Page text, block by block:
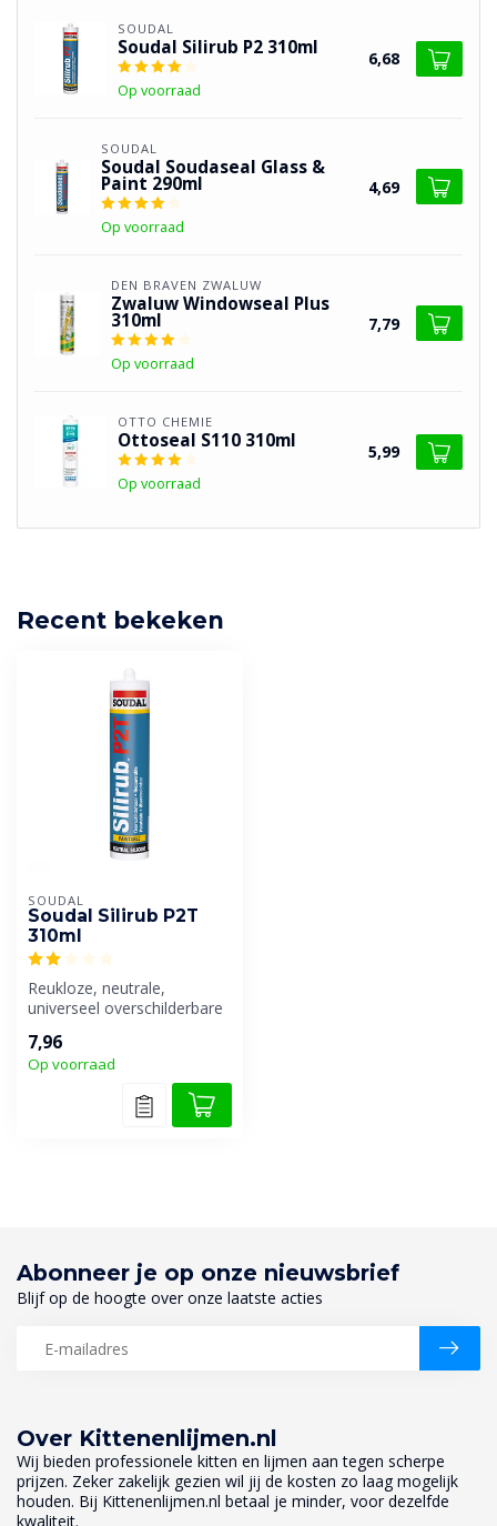
SOUDAL
Soudal Silirub P2 310ml
Op voorraad
6,68
SOUDAL
Soudal Soudaseal Glass &
Paint 290ml
Op voorraad
4,69
DEN BRAVEN ZWALUW
Zwaluw Windowseal Plus
310ml
Op voorraad
7,79
OTTO CHEMIE
Ottoseal S110 310ml
Op voorraad
5,99
Recent bekeken
SOUDAL
Soudal Silirub P2T
310ml
Reukloze, neutrale,
universeel overschilderbare
beglazing...
7,96
Op voorraad
Over Kittenenlijmen.nl
Wij bieden professionele kitten en lijmen aan tegen scherpe
prijzen. Zeker zakelijk gezien wil jij de kosten zo laag mogelijk
houden. Bij Kittenenlijmen.nl betaal je minder, voor dezelfde
kwaliteit.
Abonneer je op onze nieuwsbrief
Blijf op de hoogte over onze laatste acties